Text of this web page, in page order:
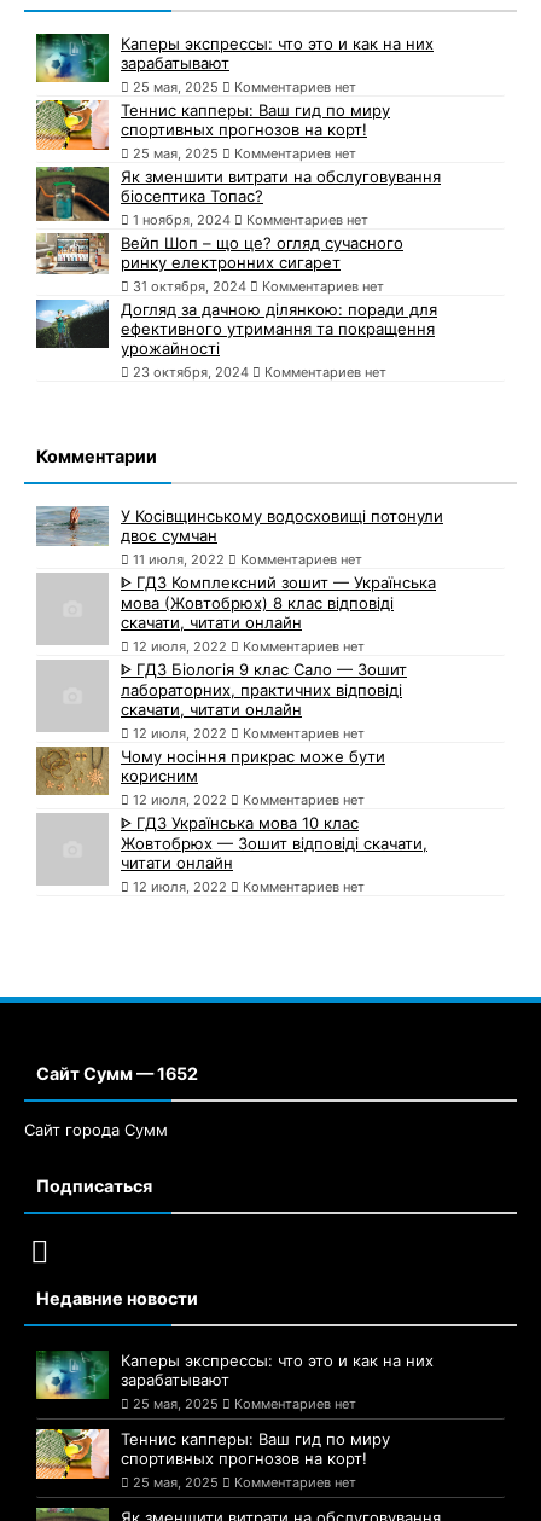
Каперы экспрессы: что это и как на них
зарабатывают
25 мая, 2025 Комментариев нет
Теннис капперы: Ваш гид по миру
спортивных прогнозов на корт!
25 мая, 2025 Комментариев нет
Як зменшити витрати на обслуговування
біосептика Топас?
1 ноября, 2024 Комментариев нет
Вейп Шоп – що це? огляд сучасного
ринку електронних сигарет
31 октября, 2024 Комментариев нет
Догляд за дачною ділянкою: поради для
ефективного утримання та покращення
урожайності
23 октября, 2024 Комментариев нет
Комментарии
У Косівщинському водосховищі потонули
двоє сумчан
11 июля, 2022 Комментариев нет
ᐈ ГДЗ Комплексний зошит — Українська
мова (Жовтобрюх) 8 клас відповіді
скачати, читати онлайн
12 июля, 2022 Комментариев нет
ᐈ ГДЗ Біологія 9 клас Сало — Зошит
лабораторних, практичних відповіді
скачати, читати онлайн
12 июля, 2022 Комментариев нет
Чому носіння прикрас може бути
корисним
12 июля, 2022 Комментариев нет
ᐈ ГДЗ Українська мова 10 клас
Жовтобрюх — Зошит відповіді скачати,
читати онлайн
12 июля, 2022 Комментариев нет
Сайт Сумм — 1652
Сайт города Сумм
Подписаться
Недавние новости
Каперы экспрессы: что это и как на них
зарабатывают
25 мая, 2025 Комментариев нет
Теннис капперы: Ваш гид по миру
спортивных прогнозов на корт!
25 мая, 2025 Комментариев нет
Як зменшити витрати на обслуговування